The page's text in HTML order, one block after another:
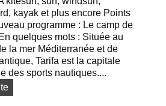
a
u
x
kayak et plus encore Points
programme : Le camp de
quelques mots : Située au
la mer Méditerranée et de
Tarifa est la capitale
des sports nautiques....
S
P